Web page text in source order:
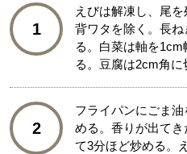
1
えびは解凍し、尾
背ワタを除く。長
る。白菜は軸を
る。豆腐は2cm角に
2
フライパンにごま
める。香りが出てき
て3分ほど炒める。